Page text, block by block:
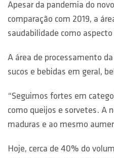
Apesar da pandemia do
comparação com 2019, a
saudabilidade como
A área de processamento
sucos e bebidas em geral,
“Seguimos fortes em
como queijos e sorvetes. A
maduras e ao mesmo
Hoje, cerca de 40% do